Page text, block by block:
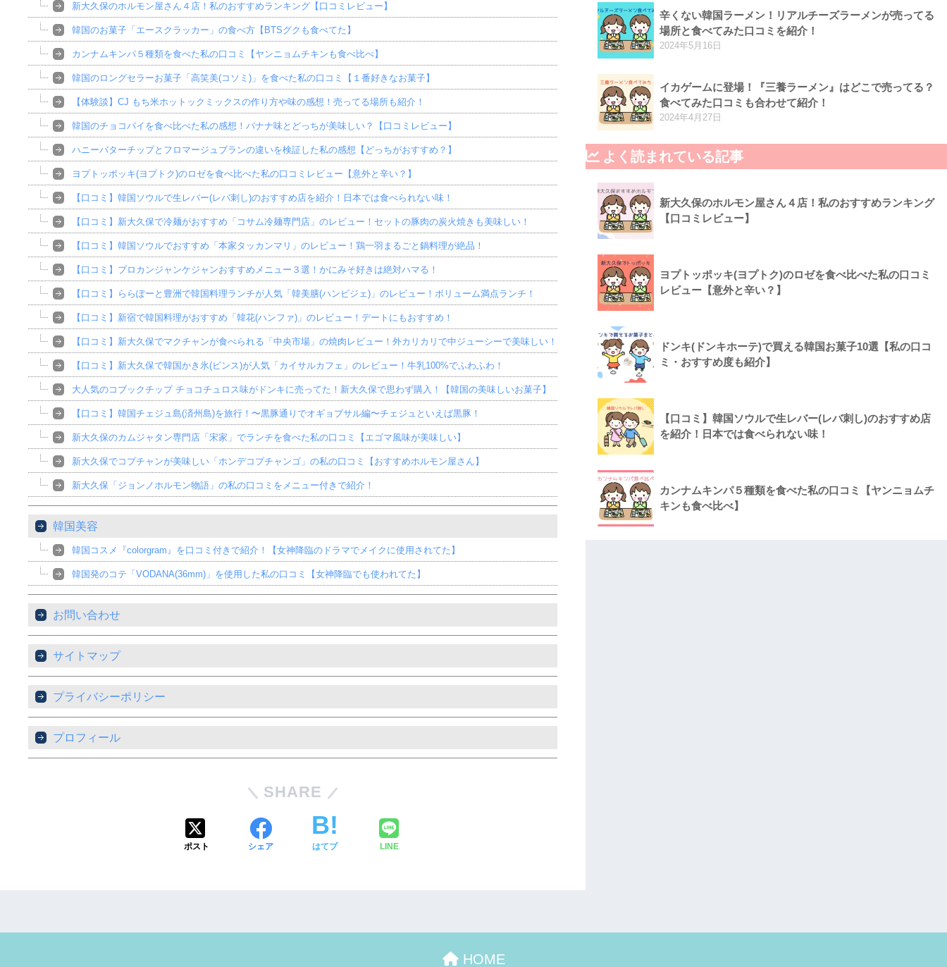
新大久保のホルモン屋さん４店！私のおすすめランキング【口コミレビュー】
韓国のお菓子「エースクラッカー」の食べ方【BTSグクも食べてた】
カンナムキンパ５種類を食べた私の口コミ【ヤンニョムチキンも食べ比べ】
韓国のロングセラーお菓子「高笑美(コソミ)」を食べた私の口コミ【１番好きなお菓子】
【体験談】CJ もち米ホットックミックスの作り方や味の感想！売ってる場所も紹介！
韓国のチョコパイを食べ比べた私の感想！バナナ味とどっちが美味しい？【口コミレビュー】
ハニーバターチップとフロマージュブランの違いを検証した私の感想【どっちがおすすめ？】
ヨプトッポッキ(ヨプトク)のロゼを食べ比べた私の口コミレビュー【意外と辛い？】
【口コミ】韓国ソウルで生レバー(レバ刺し)のおすすめ店を紹介！日本では食べられない味！
【口コミ】新大久保で冷麺がおすすめ「コサム冷麺専門店」のレビュー！セットの豚肉の炭火焼きも美味しい！
【口コミ】韓国ソウルでおすすめ「本家タッカンマリ」のレビュー！鶏一羽まるごと鍋料理が絶品！
【口コミ】プロカンジャンケジャンおすすめメニュー３選！かにみそ好きは絶対ハマる！
【口コミ】ららぽーと豊洲で韓国料理ランチが人気「韓美膳(ハンビジェ)」のレビュー！ボリューム満点ランチ！
【口コミ】新宿で韓国料理がおすすめ「韓花(ハンファ)」のレビュー！デートにもおすすめ！
【口コミ】新大久保でマクチャンが食べられる「中央市場」の焼肉レビュー！外カリカリで中ジューシーで美味しい！
【口コミ】新大久保で韓国かき氷(ビンス)が人気「カイサルカフェ」のレビュー！牛乳100%でふわふわ！
大人気のコブックチップ チョコチュロス味がドンキに売ってた！新大久保で思わず購入！【韓国の美味しいお菓子】
【口コミ】韓国チェジュ島(済州島)を旅行！〜黒豚通りでオギョプサル編〜チェジュといえば黒豚！
新大久保のカムジャタン専門店「宋家」でランチを食べた私の口コミ【エゴマ風味が美味しい】
新大久保でコプチャンが美味しい「ホンデコプチャンゴ」の私の口コミ【おすすめホルモン屋さん】
新大久保「ジョンノホルモン物語」の私の口コミをメニュー付きで紹介！
韓国美容
韓国コスメ『colorgram』を口コミ付きで紹介！【女神降臨のドラマでメイクに使用されてた】
韓国発のコテ「VODANA(36mm)」を使用した私の口コミ【女神降臨でも使われてた】
お問い合わせ
サイトマップ
プライバシーポリシー
プロフィール
SHARE
ポスト シェア はてブ LINE
辛くない韓国ラーメン！リアルチーズラーメンが売ってる
場所と食べてみた口コミを紹介！
2024年5月16日
イカゲームに登場！『三養ラーメン』はどこで売ってる？
食べてみた口コミも合わせて紹介！
2024年4月27日
よく読まれている記事
新大久保のホルモン屋さん４店！私のおすすめランキング
【口コミレビュー】
ヨプトッポッキ(ヨプトク)のロゼを食べ比べた私の口コミ
レビュー【意外と辛い？】
ドンキ(ドンキホーテ)で買える韓国お菓子10選【私の口コ
ミ・おすすめ度も紹介】
【口コミ】韓国ソウルで生レバー(レバ刺し)のおすすめ店
を紹介！日本では食べられない味！
カンナムキンパ５種類を食べた私の口コミ【ヤンニョムチ
キンも食べ比べ】
HOME